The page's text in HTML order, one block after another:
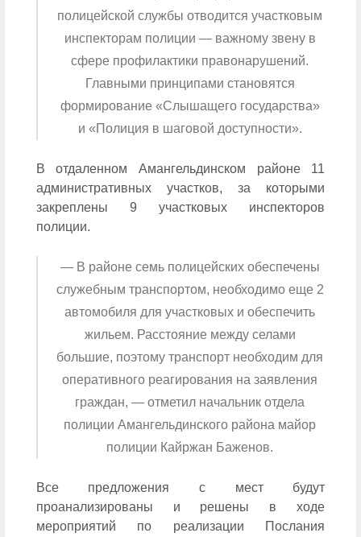
полицейской службы отводится участковым
инспекторам полиции — важному звену в
сфере профилактики правонарушений.
Главными принципами становятся
формирование «Слышащего государства»
и «Полиция в шаговой доступности».
В отдаленном Амангельдинском районе 11
административных участков, за которыми
закреплены 9 участковых инспекторов
полиции.
— В районе семь полицейских обеспечены
служебным транспортом, необходимо еще 2
автомобиля для участковых и обеспечить
жильем. Расстояние между селами
большие, поэтому транспорт необходим для
оперативного реагирования на заявления
граждан, — отметил начальник отдела
полиции Амангельдинского района майор
полиции Кайржан Баженов.
Все предложения с мест будут
проанализированы и решены в ходе
мероприятий по реализации Послания